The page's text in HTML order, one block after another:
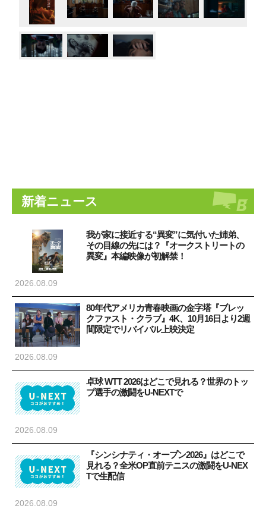
新着ニュース
我が家に接近する“異変”に気付いた姉弟、
その目線の先には？『オークストリートの
異変』本編映像が初解禁！
2026.08.09
80年代アメリカ青春映画の金字塔『ブレッ
クファスト・クラブ』4K、10月16日より2週
間限定でリバイバル上映決定
2026.08.09
卓球 WTT 2026はどこで見れる？世界のトッ
プ選手の激闘をU-NEXTで
2026.08.09
『シンシナティ・オープン2026』はどこで
見れる？全米OP直前テニスの激闘をU-NEX
Tで生配信
2026.08.09